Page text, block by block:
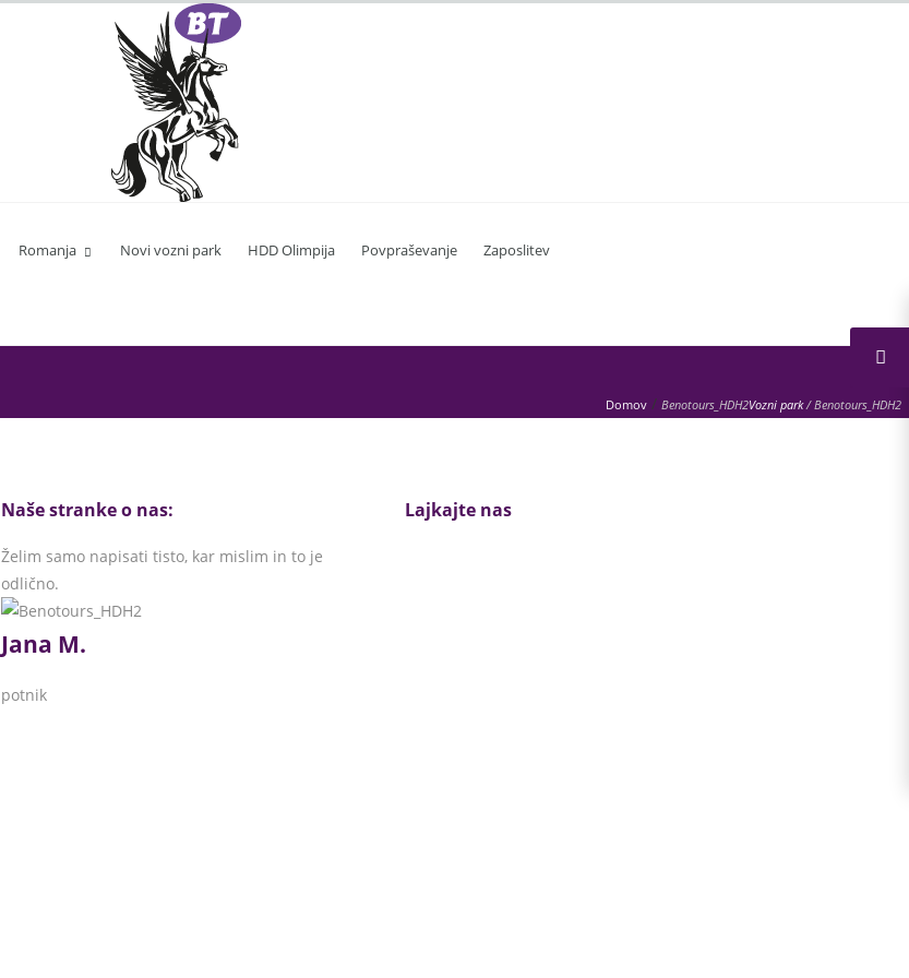
Romanja Novi vozni park HDD Olimpija Povpraševanje Zaposlitev
Domov / Benotours_HDH2Vozni park/Benotours_HDH2
Naše stranke o nas:
Želim samo napisati tisto, kar mislim in to je
odlično.
Jana M.
potnik
Lajkajte nas